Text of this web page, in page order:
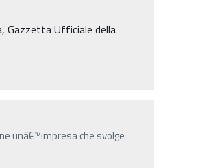
Gazzetta Ufficiale della
unâ€™impresa che svolge